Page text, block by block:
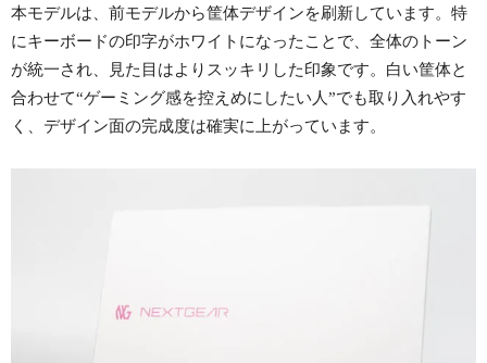
本モデルは、前モデルから筐体デザインを刷新しています。特
にキーボードの印字がホワイトになったことで、全体のトーン
が統一され、見た目はよりスッキリした印象です。白い筐体と
合わせて“ゲーミング感を控えめにしたい人”でも取り入れやす
く、デザイン面の完成度は確実に上がっています。